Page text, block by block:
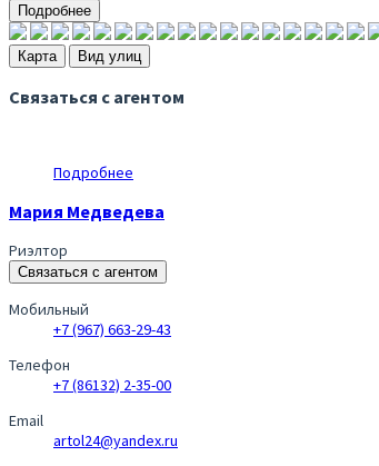
Подробнее
Карта Вид улиц
Связаться с агентом
Подробнее
Мария Медведева
Риэлтор
Связаться с агентом
Мобильный
+7 (967) 663-29-43
Телефон
+7 (86132) 2-35-00
Email
artol24@yandex.ru